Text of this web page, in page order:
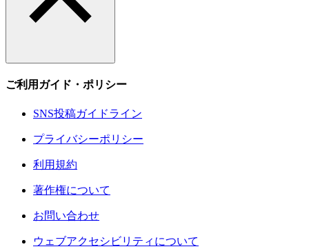
ご利用ガイド・ポリシー
SNS投稿ガイドライン
プライバシーポリシー
利用規約
著作権について
お問い合わせ
ウェブアクセシビリティについて